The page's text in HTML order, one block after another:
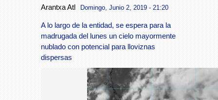
Arantxa Atl Domingo, Junio 2, 2019 - 21:20
A lo largo de la entidad, se espera para la
madrugada del lunes un cielo mayormente
nublado con potencial para lloviznas
dispersas